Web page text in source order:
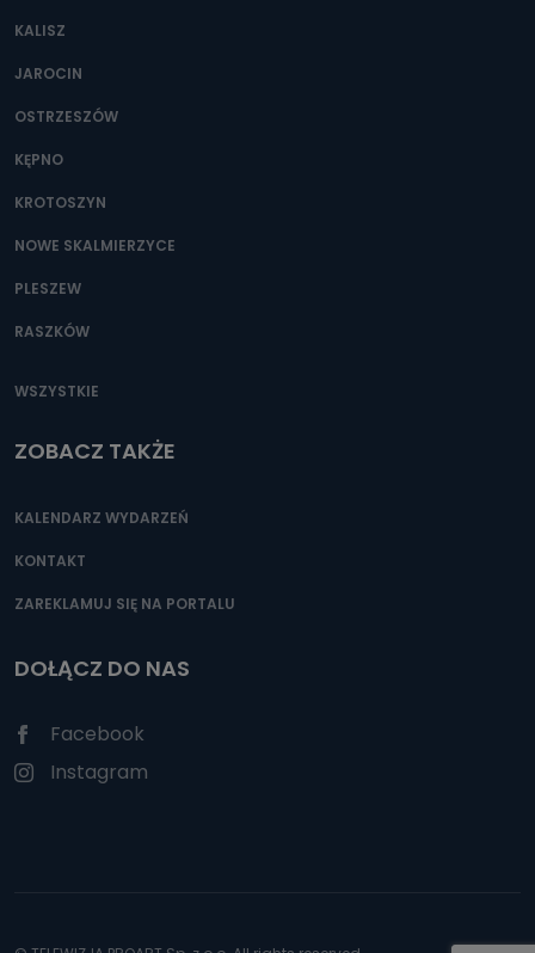
KALISZ
JAROCIN
OSTRZESZÓW
KĘPNO
KROTOSZYN
NOWE SKALMIERZYCE
PLESZEW
RASZKÓW
WSZYSTKIE
ZOBACZ TAKŻE
KALENDARZ WYDARZEŃ
KONTAKT
ZAREKLAMUJ SIĘ NA PORTALU
DOŁĄCZ DO NAS
Facebook
Instagram